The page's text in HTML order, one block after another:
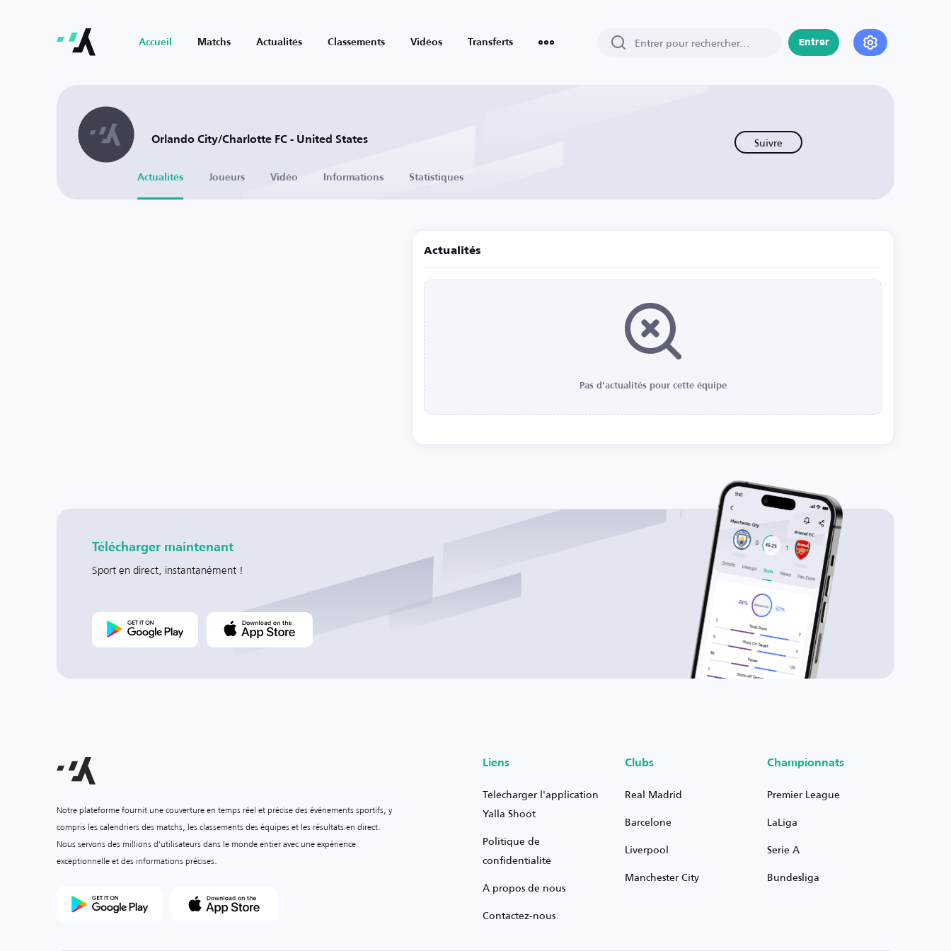
Accueil Matchs Actualités Classements Vidéos Transferts Entrer
Orlando City/Charlotte FC - United States Suivre
Actualités Joueurs Vidéo Informations Statistiques
Actualités
Pas d'actualités pour cette équipe
Télécharger maintenant
Sport en direct, instantanément !
Notre plateforme fournit une couverture en temps réel et précise des événements sportifs, y
compris les calendriers des matchs, les classements des équipes et les résultats en direct.
Nous servons des millions d'utilisateurs dans le monde entier avec une expérience
exceptionnelle et des informations précises.
Liens
Télécharger l'application
Yalla Shoot
Politique de
confidentialité
À propos de nous
Contactez-nous
Clubs
Real Madrid
Barcelone
Liverpool
Manchester City
Championnats
Premier League
LaLiga
Serie A
Bundesliga